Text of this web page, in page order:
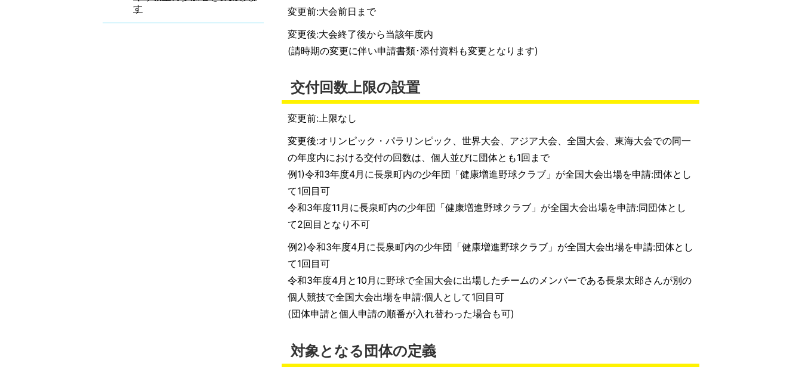
す
変更前:大会前日まで
変更後:大会終了後から当該年度内
(請時期の変更に伴い申請書類･添付資料も変更となります)
交付回数上限の設置
変更前:上限なし
変更後:オリンピック・パラリンピック、世界大会、アジア大会、全国大会、東海大会での同一
の年度内における交付の回数は、個人並びに団体とも1回まで
例1)令和3年度4月に長泉町内の少年団「健康増進野球クラブ」が全国大会出場を申請:団体とし
て1回目可
令和3年度11月に長泉町内の少年団「健康増進野球クラブ」が全国大会出場を申請:同団体とし
て2回目となり不可
例2)令和3年度4月に長泉町内の少年団「健康増進野球クラブ」が全国大会出場を申請:団体とし
て1回目可
令和3年度4月と10月に野球で全国大会に出場したチームのメンバーである長泉太郎さんが別の
個人競技で全国大会出場を申請:個人として1回目可
(団体申請と個人申請の順番が入れ替わった場合も可)
対象となる団体の定義